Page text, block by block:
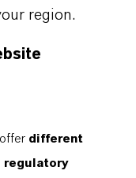
von
region.
different
regulatory